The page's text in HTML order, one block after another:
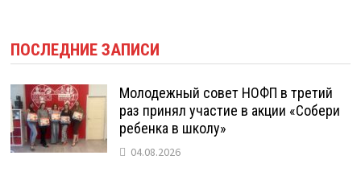
ПОСЛЕДНИЕ ЗАПИСИ
Молодежный совет НОФП в третий
раз принял участие в акции «Собери
ребенка в школу»
04.08.2026